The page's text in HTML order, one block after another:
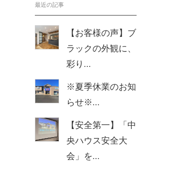
最近の記事
【お客様の声】ブ
ラックの外観に、
彩り...
※夏季休業のお知
らせ※...
【安全第一】「中
央ハウス安全大
会」を...